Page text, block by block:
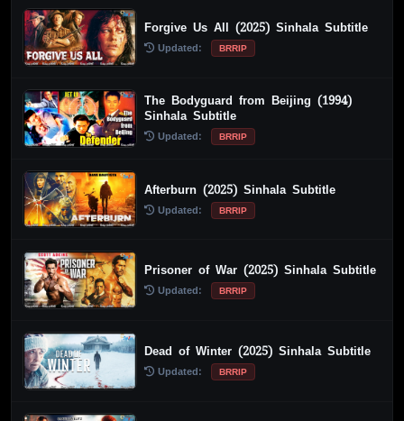
Forgive Us All (2025) Sinhala Subtitle
Updated: BRRIP
The Bodyguard from Beijing (1994)
Sinhala Subtitle
Updated: BRRIP
Afterburn (2025) Sinhala Subtitle
Updated: BRRIP
Prisoner of War (2025) Sinhala Subtitle
Updated: BRRIP
Dead of Winter (2025) Sinhala Subtitle
Updated: BRRIP